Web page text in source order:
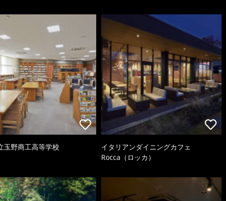
玉野商工高等学校
イタリアンダイニングカフェ
Rocca（ロッカ）